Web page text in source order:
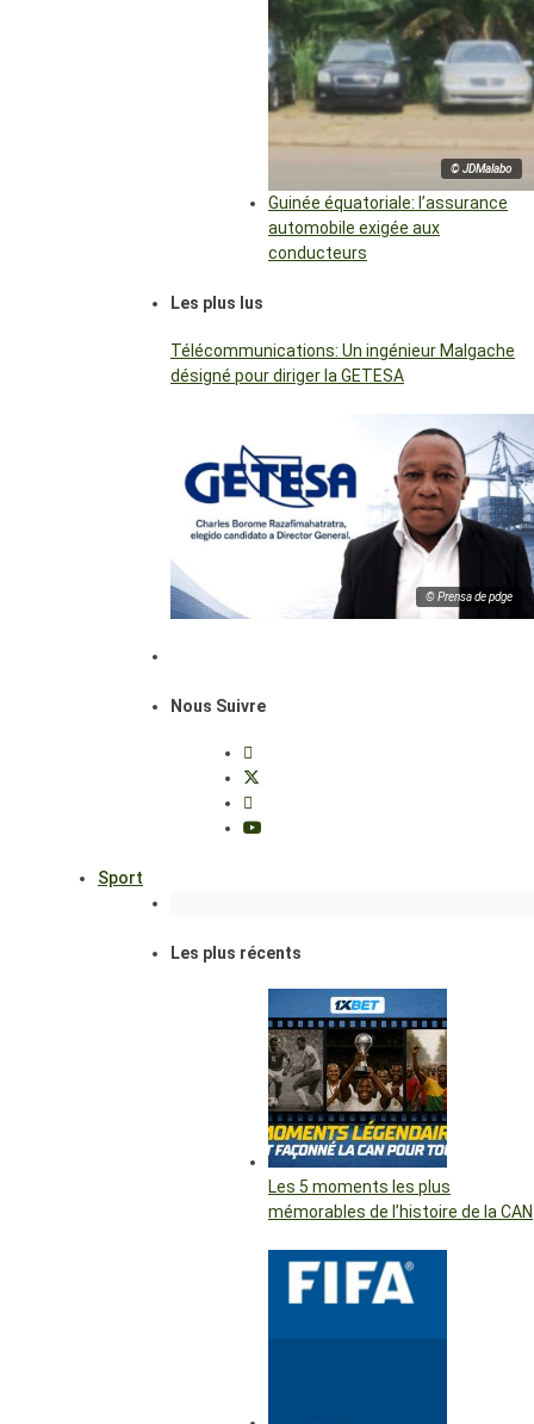
© JDMalabo
Guinée équatoriale: l’assurance
automobile exigée aux
conducteurs
Les plus lus
Télécommunications: Un ingénieur Malgache
désigné pour diriger la GETESA
© Prensa de pdge
Nous Suivre
Sport
Les plus récents
Les 5 moments les plus
mémorables de l’histoire de la CAN